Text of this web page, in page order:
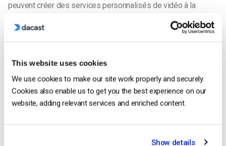
This website uses cookies
We use cookies to make our site work properly and securely.
Cookies also enable us to get you the best experience on our
website, adding relevant services and enriched content.
Show details
peuvent créer des services personnalisés de vidéo à la
Vous pouvez également gérer divers aspects de vos
des vidéos, des collections, des autorisations et des
analyses.
Toutes les interactions avec l’API se font via HTTPS et les
processus de communication rationalisé et sécurisé.